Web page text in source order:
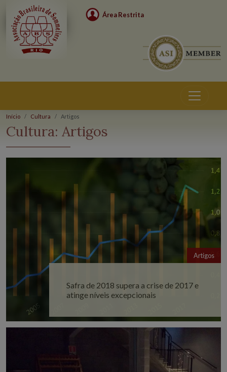
Área Restrita
Início Cultura Artigos
Cultura: Artigos
Artigos
Safra de 2018 supera a crise de 2017 e
atinge níveis excepcionais